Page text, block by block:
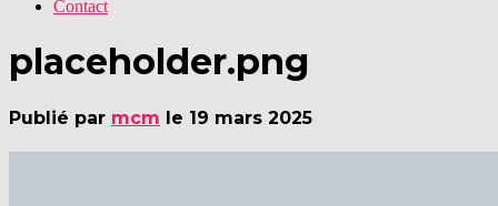
Contact
placeholder.png
Publié par mcm le 19 mars 2025